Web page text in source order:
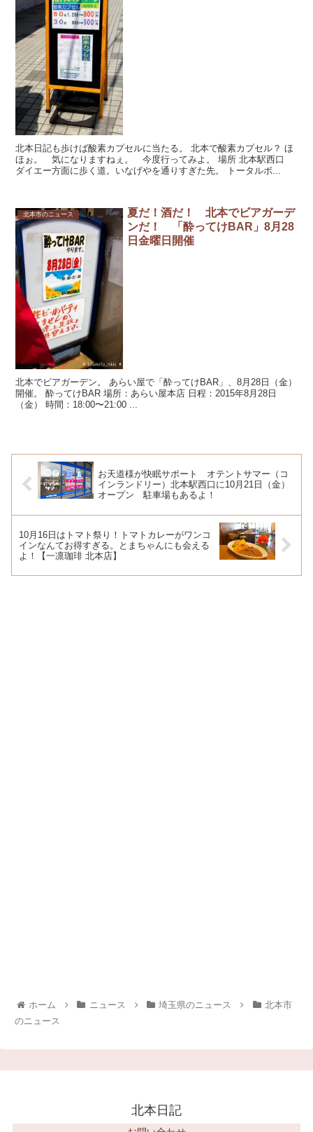
北本日記も歩けば酸素カプセルに当たる。 北本で酸素カプセル？ ほ
ほぉ。 気になりますねぇ。 今度行ってみよ。 場所 北本駅西口
ダイエー方面に歩く道。いなげやを通りすぎた先。 トータルボ...
北本市のニュース
夏だ！酒だ！ 北本でビアガーデ
ンだ！ 「酔ってけBAR」8月28
日金曜日開催
北本でビアガーデン。 あらい屋で「酔ってけBAR」、8月28日（金）
開催。 酔ってけBAR 場所：あらい屋本店 日程：2015年8月28日
（金） 時間：18:00〜21:00 ...
お天道様が快眠サポート オテントサマー（コ
インランドリー）北本駅西口に10月21日（金）
オープン 駐車場もあるよ！
10月16日はトマト祭り！トマトカレーがワンコ
インなんてお得すぎる。とまちゃんにも会える
よ！【一凛珈琲 北本店】
ホーム ニュース 埼玉県のニュース
北本市
のニュース
北本日記